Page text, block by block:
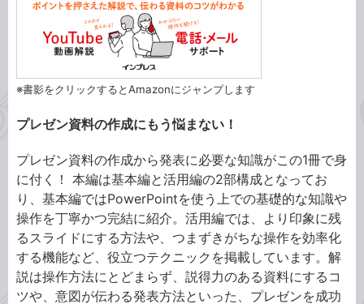
※書影をクリックするとAmazonにジャンプします
プレゼン資料の作成にもう悩まない！
プレゼン資料の作成から発表に必要な知識がこの1冊で身
に付く！ 本編は基本編と活用編の2部構成となってお
り、基本編ではPowerPointを使う上での基礎的な知識や
操作を丁寧かつ完結に紹介。活用編では、より印象に残
るスライドにする方法や、つまずきがちな操作を効率化
する機能など、役立つテクニックを掲載しています。解
説は操作方法にとどまらず、説得力のある資料にするコ
ツや、意図が伝わる発表方法といった、プレゼンを成功